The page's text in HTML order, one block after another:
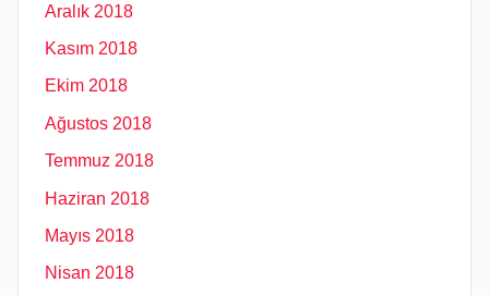
Aralık 2018
Kasım 2018
Ekim 2018
Ağustos 2018
Temmuz 2018
Haziran 2018
Mayıs 2018
Nisan 2018